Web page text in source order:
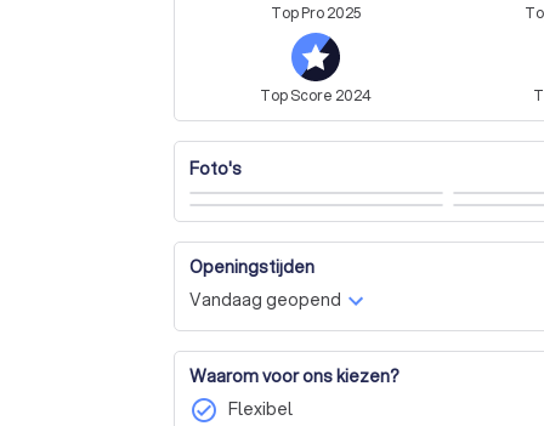
TopPro2025
TopScore 2024
Foto's
Openingstijden
Vandaag geopend
Waarom voor ons kiezen?
check_circle Flexibel